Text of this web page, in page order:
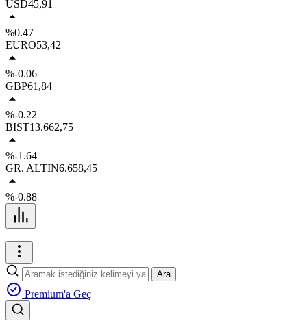
USD45,91
%0.47
EURO53,42
%-0.06
GBP61,84
%-0.22
BIST13.662,75
%-1.64
GR. ALTIN6.658,45
%-0.88
Ara
Premium'a Geç